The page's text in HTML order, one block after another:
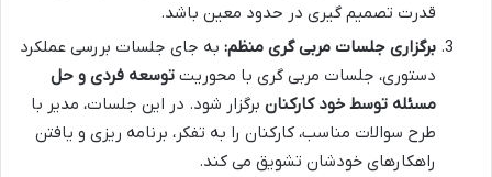
قدرت تصمیم گیری در حدود معین باشد.
برگزاری جلسات مربی گری منظم: به جای جلسات بررسی عملکرد
دستوری، جلسات مربی گری با محوریت توسعه فردی و حل
مسئله توسط خود کارکنان برگزار شود. در این جلسات، مدیر با
طرح سوالات مناسب، کارکنان را به تفکر، برنامه ریزی و یافتن
راهکارهای خودشان تشویق می کند.